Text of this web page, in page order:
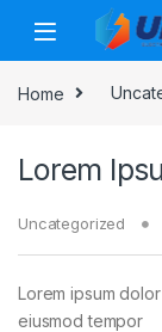
Home
Lorem
Uncategorized
Lorem ipsum
eiusmod tempor